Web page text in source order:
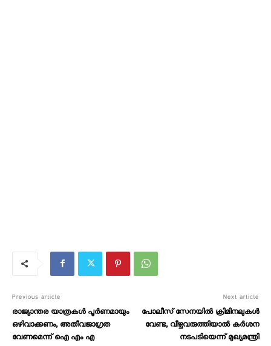
Previous article
രാജ്യാന്തര യാത്രകൾ പൂർണമായും
ഒഴിവാക്കണം, അതീവജാഗ്രത
വേണമെന്ന് ഐ എം എ
Next article
പോലീസ് സേനയിൽ ക്രിമിനലുകൾ
വേണ്ട, വീഴ്ചവരുത്തിയാൽ കർശന
നടപടിയെന്ന് മുഖ്യമന്ത്രി